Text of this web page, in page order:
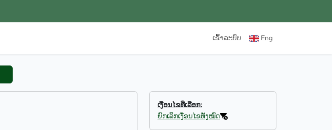
ເຂົ້າລະບົບ Eng
ເງື່ອນໄຂທີ່ເລືອກ:
ຍົກເລິກເງື່ອນໄຂທັງໝົດ